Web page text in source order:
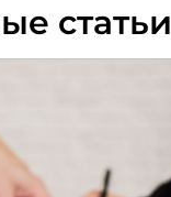
статьи